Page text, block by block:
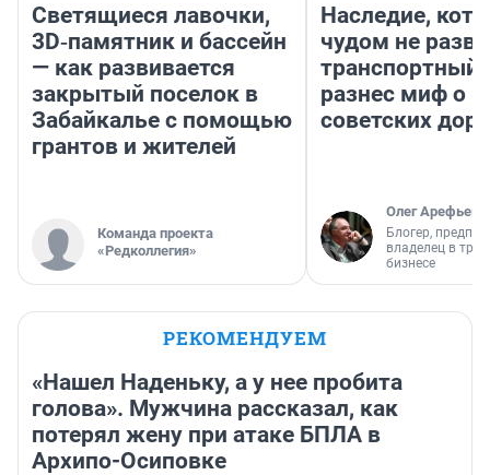
Светящиеся лавочки,
3D‑памятник и бассейн
— как развивается
закрытый поселок в
Забайкалье с помощью
грантов и жителей
Команда проекта
«Редколлегия»
Наследие,
чудом не
транспортный
разнес миф о
советских
Олег Арефьев
Блогер,
владелец в
бизнесе
РЕКОМЕНДУЕМ
«Нашел Наденьку, а у нее пробита
голова». Мужчина рассказал, как
потерял жену при атаке БПЛА в
Архипо-Осиповке